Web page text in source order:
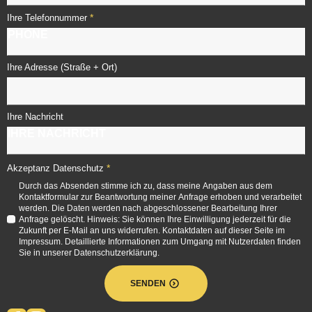
Ihre Telefonnummer *
Ihre Adresse (Straße + Ort)
Ihre Nachricht
Akzeptanz Datenschutz *
Durch das Absenden stimme ich zu, dass meine Angaben aus dem
Kontaktformular zur Beantwortung meiner Anfrage erhoben und verarbeitet
werden. Die Daten werden nach abgeschlossener Bearbeitung Ihrer
Anfrage gelöscht. Hinweis: Sie können Ihre Einwilligung jederzeit für die
Zukunft per E-Mail an uns widerrufen. Kontaktdaten auf dieser Seite im
Impressum. Detaillierte Informationen zum Umgang mit Nutzerdaten finden
Sie in unserer Datenschutzerklärung.
SENDEN